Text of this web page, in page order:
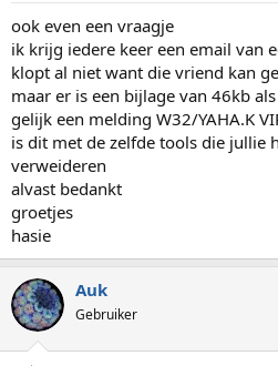
ook even een vraagje
ik krijg iedere keer een email van
klopt al niet want die vriend kan
maar er is een bijlage van 46kb
gelijk een melding W32/YAHA.K
is dit met de zelfde tools die jullie
verweideren
alvast bedankt
groetjes
hasie
Auk
Gebruiker